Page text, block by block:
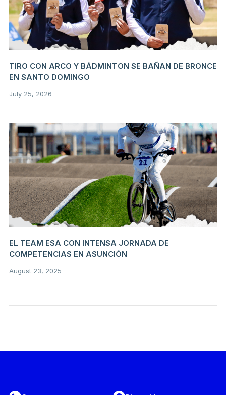
TIRO CON ARCO Y BÁDMINTON SE BAÑAN DE BRONCE
EN SANTO DOMINGO
July 25, 2026
EL TEAM ESA CON INTENSA JORNADA DE
COMPETENCIAS EN ASUNCIÓN
August 23, 2025